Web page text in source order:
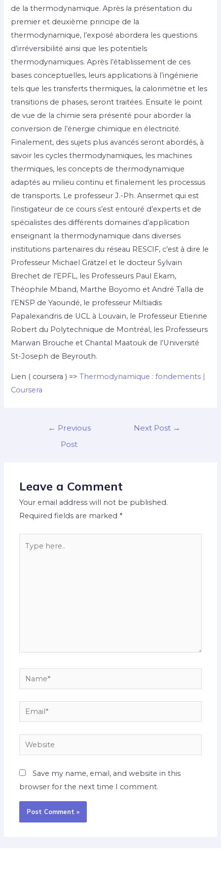
de la thermodynamique. Après la présentation du
premier et deuxième principe de la
thermodynamique, l’exposé abordera les questions
d’irréversibilité ainsi que les potentiels
thermodynamiques. Après l’établissement de ces
bases conceptuelles, leurs applications à l’ingénierie
tels que les transferts thermiques, la calorimétrie et les
transitions de phases, seront traitées. Ensuite le point
de vue de la chimie sera présenté pour aborder la
conversion de l’énergie chimique en électricité.
Finalement, des sujets plus avancés seront abordés, à
savoir les cycles thermodynamiques, les machines
thermiques, les concepts de thermodynamique
adaptés au milieu continu et finalement les processus
de transports. Le professeur J.-Ph. Ansermet qui est
l’instigateur de ce cours s’est entouré d’experts et de
spécialistes des différents domaines d’application
enseignant la thermodynamique dans diverses
institutions partenaires du réseau RESCIF, c’est à dire le
Professeur Michael Grätzel et le docteur Sylvain
Brechet de l’EPFL, les Professeurs Paul Ekam,
Théophile Mband, Marthe Boyomo et André Talla de
l’ENSP de Yaoundé, le professeur Miltiadis
Papalexandris de UCL à Louvain, le Professeur Etienne
Robert du Polytechnique de Montréal, les Professeurs
Marwan Brouche et Chantal Maatouk de l’Université
St-Joseph de Beyrouth.
Lien ( coursera ) =>Thermodynamique : fondements |
Coursera
← Previous
Post
Next Post →
Leave a Comment
Your email address will not be published.
Required fields are marked *
Save my name, email, and website in this
browser for the next time I comment.